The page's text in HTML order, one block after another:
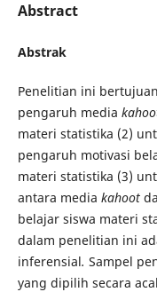
Abstract
Abstrak
Penelitian ini
pengaruh media
materi statistika (2)
pengaruh motivasi
materi statistika (3)
antara media kahoot
belajar siswa materi
dalam penelitian ini
inferensial. Sampel
yang dipilih secara